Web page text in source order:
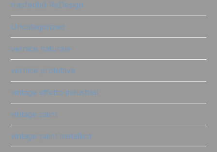
trasferibili ReDesign
Uncategorized
vernice naturale
vernice protettiva
vintage effetto industrial
vintage paint
vintage paint metallica